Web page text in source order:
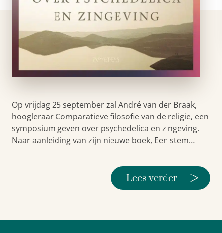
Op vrijdag 25 september zal André van der Braak,
hoogleraar Comparatieve filosofie van de religie, een
symposium geven over psychedelica en zingeving.
Naar aanleiding van zijn nieuwe boek, Een stem…
Lees verder >